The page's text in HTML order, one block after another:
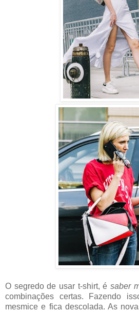
O segredo de usar t-shirt, é saber
combinações certas. Fazendo
mesmice e fica descolada. As